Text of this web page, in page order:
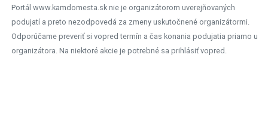
Portál www.kamdomesta.sk nie je organizátorom uverejňovaných
podujatí a preto nezodpovedá za zmeny uskutočnené organizátormi.
Odporúčame preveriť si vopred termín a čas konania podujatia priamo u
organizátora. Na niektoré akcie je potrebné sa prihlásiť vopred.